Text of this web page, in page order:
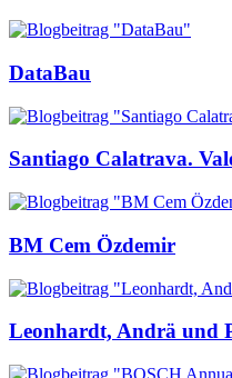
DataBau
Santiago Calatrava.
BM Cem Özdemir
Leonhardt, Andrä und